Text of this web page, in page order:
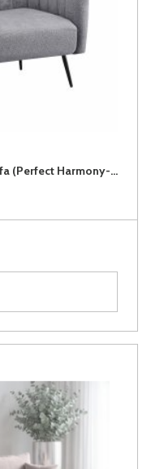
BELLISSIMO-2V (III gr.) dvivietė sofa (Perfect Harmony-85)